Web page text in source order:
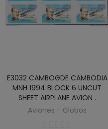
AÑADIR AL CARRITO
E3032 CAMBOGDE CAMBODIA
MNH 1994 BLOCK 6 UNCUT
SHEET AIRPLANE AVION .
Aviones - Globos